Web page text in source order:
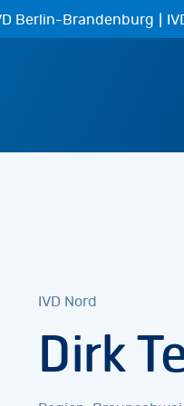
Berlin-Brandenburg |
IVD Nord
Dirk